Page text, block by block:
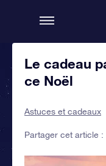
Le cadeau
ce Noël
Astuces et cadeaux
Partager cet article :